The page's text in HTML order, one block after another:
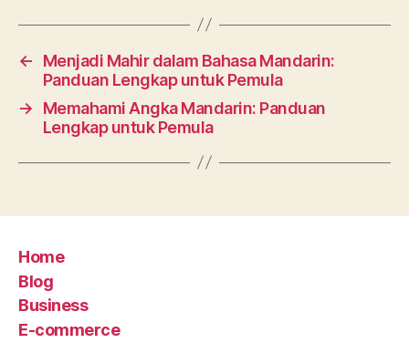
←
Menjadi Mahir dalam Bahasa Mandarin:
Panduan Lengkap untuk Pemula
→
Memahami Angka Mandarin: Panduan
Lengkap untuk Pemula
Home
Blog
Business
E-commerce